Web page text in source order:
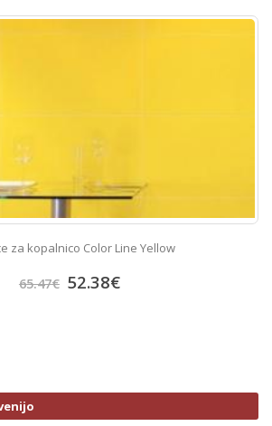
za kopalnico Color Line Yellow
65.47€ 52.38€